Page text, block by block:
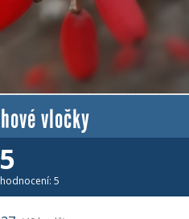
vločky
5
5